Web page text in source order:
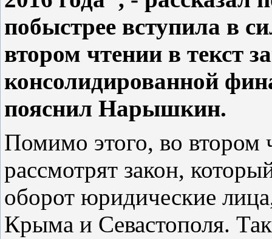
побыстрее вступила в
втором чтении в текст
консолидированной
пояснил Нарышкин.
Помимо этого, во втором
рассмотрят закон,
оборот юридические
Крыма и Севастополя.